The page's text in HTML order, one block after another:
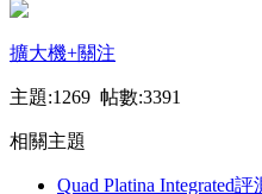
擴大機+關注
主題:1269 帖數:3391
相關主題
Quad Platina Integrated